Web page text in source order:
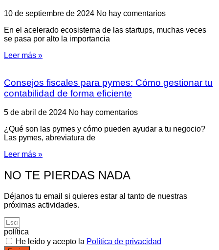
10 de septiembre de 2024 No hay comentarios
En el acelerado ecosistema de las startups, muchas veces
se pasa por alto la importancia
Leer más »
Consejos fiscales para pymes: Cómo gestionar tu
contabilidad de forma eficiente
5 de abril de 2024 No hay comentarios
¿Qué son las pymes y cómo pueden ayudar a tu negocio?
Las pymes, abreviatura de
Leer más »
NO TE PIERDAS NADA
Déjanos tu email si quieres estar al tanto de nuestras
próximas actividades.
política
He leído y acepto la Política de privacidad